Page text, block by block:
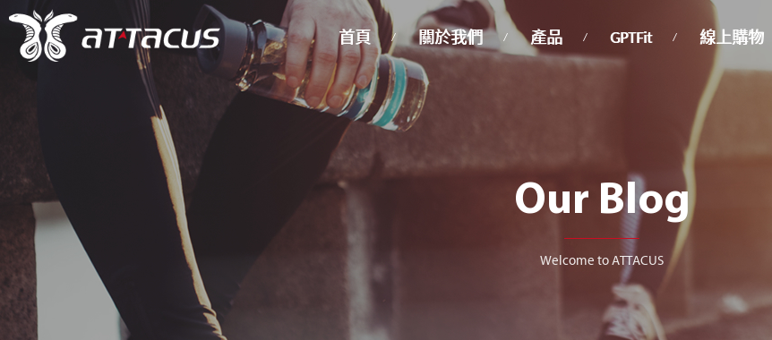
首頁 關於我們 產品 GPTFit 線上購物
Our Blog
Welcome to ATTACUS